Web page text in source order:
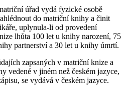
úřad vydá fyzické osobě
do matriční knihy a činit
uplynula-li od provedení
lhůta 100 let u knihy narození, 75
partnerství a 30 let u knihy úmrtí.
zapsaných v matriční knize a
vedené v jiném než českém jazyce,
se vydává v českém jazyce.